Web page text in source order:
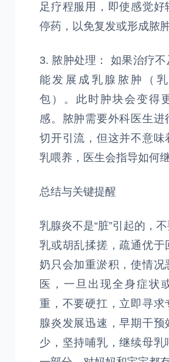
足疗程服用，即使感觉好
停药，以免复发或形成脓肿
3. 脓肿处理： 如果治疗
能发展成乳腺脓肿（
包）。此时肿块会变得
感。脓肿需要外科医生进
切开引流，但这并不意味
乳喂养，医生会指导如何
总结与关键提醒
乳腺炎不是“脏”引起的，
乳或胡乱揉搓，疏通优于
奶只会加重淤积，使情况
医，一旦出现全身症状
重，不要硬扛，立即寻求
腺炎发展迅速，早期干预
少，坚持哺乳，继续母乳